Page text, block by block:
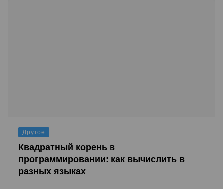
Другое
Квадратный корень в
программировании: как вычислить в
разных языках